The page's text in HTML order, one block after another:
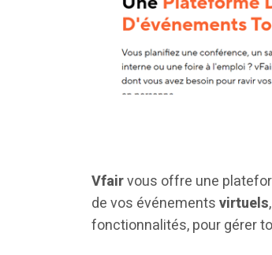
Vfairvous offre une
de vos événementsvirtuels,
fonctionnalités, pour gérer